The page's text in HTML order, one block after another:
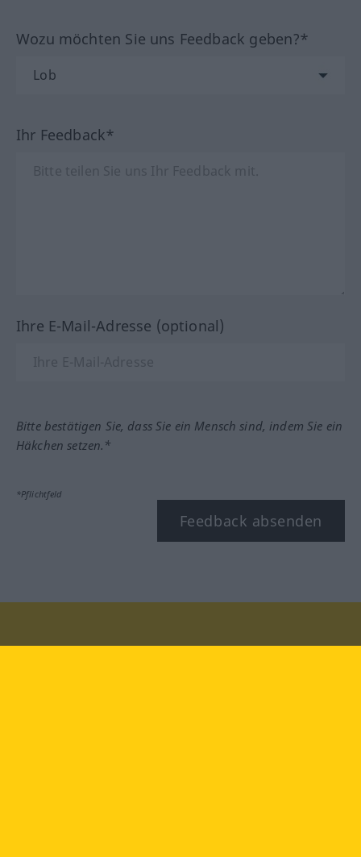
Wozu möchten Sie uns Feedback geben?*
Ihr Feedback*
Ihre E-Mail-Adresse (optional)
Bitte bestätigen Sie, dass Sie ein Mensch sind, indem Sie ein
Häkchen setzen.*
*Pflichtfeld
Feedback absenden
Besuchen Sie uns auf: